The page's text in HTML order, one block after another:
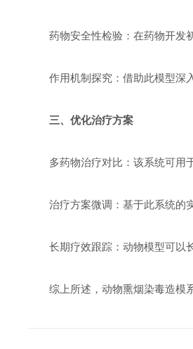
药物安全性检验：在药物开发初
作用机制探究：借助此模型深入
三、优化治疗方案
多药物治疗对比：该系统可用于
治疗方案微调：基于此系统的实
长期疗效跟踪：动物模型可以长
综上所述，动物熏烟染毒造模系